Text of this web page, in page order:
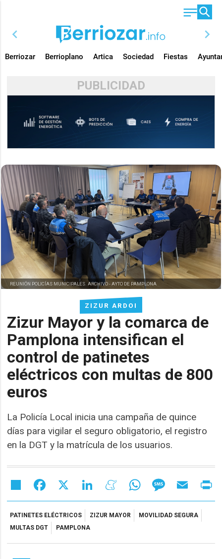
chevron_left chevron_right
Berriozar Berrioplano Artica Sociedad Fiestas
PUBLICIDAD
ZIZUR ARDOI
Zizur Mayor y la comarca de
Pamplona intensifican el
control de patinetes
eléctricos con multas de 800
euros
La Policía Local inicia una campaña de quince
días para vigilar el seguro obligatorio, el registro
en la DGT y la matrícula de los usuarios.
REUNIÓN POLICÍAS MUNICIPALES. ARCHIVO -AYTO DE PAMPLONA
Share Facebook LinkedIn MeneameWhatsAppMessageEmail
PATINETES ELÉCTRICOS ZIZUR MAYOR
MOVILIDAD SEGURA
MULTAS DGT
PAMPLONA